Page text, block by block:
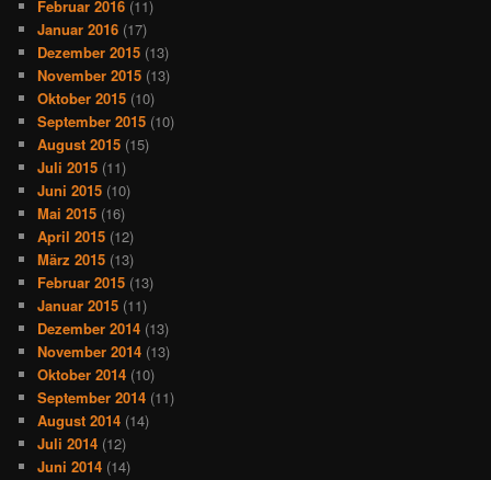
Februar 2016 (11)
Januar 2016 (17)
Dezember 2015 (13)
November 2015 (13)
Oktober 2015 (10)
September 2015 (10)
August 2015 (15)
Juli 2015 (11)
Juni 2015 (10)
Mai 2015 (16)
April 2015 (12)
März 2015 (13)
Februar 2015 (13)
Januar 2015 (11)
Dezember 2014 (13)
November 2014 (13)
Oktober 2014 (10)
September 2014 (11)
August 2014 (14)
Juli 2014 (12)
Juni 2014 (14)